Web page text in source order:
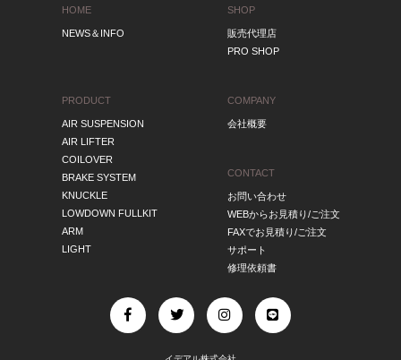
HOME
NEWS＆INFO
PRODUCT
AIR SUSPENSION
AIR LIFTER
COILOVER
BRAKE SYSTEM
KNUCKLE
LOWDOWN FULLKIT
ARM
LIGHT
SHOP
販売代理店
PRO SHOP
COMPANY
会社概要
CONTACT
お問い合わせ
WEBからお見積り/ご注文
FAXでお見積り/ご注文
サポート
修理依頼書